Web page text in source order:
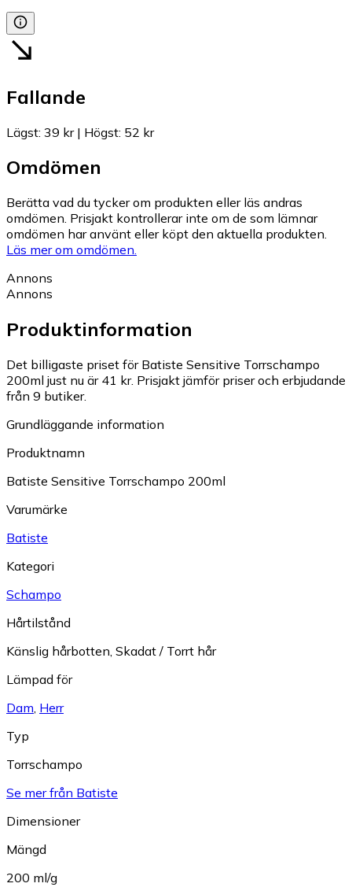
Fallande
Lägst: 39 kr| Högst: 52 kr
Omdömen
Berätta vad du tycker om produkten eller läs andras
omdömen. Prisjakt kontrollerar inte om de som lämnar
omdömen har använt eller köpt den aktuella produkten.
Läs mer om omdömen.
Annons
Annons
Produktinformation
Det billigaste priset för Batiste Sensitive Torrschampo
200ml just nu är 41 kr. Prisjakt jämför priser och erbjudande
från 9 butiker.
Grundläggande information
Produktnamn
Batiste Sensitive Torrschampo 200ml
Varumärke
Batiste
Kategori
Schampo
Hårtilstånd
Känslig hårbotten, Skadat / Torrt hår
Lämpad för
Dam, Herr
Typ
Torrschampo
Se mer från Batiste
Dimensioner
Mängd
200 ml/g